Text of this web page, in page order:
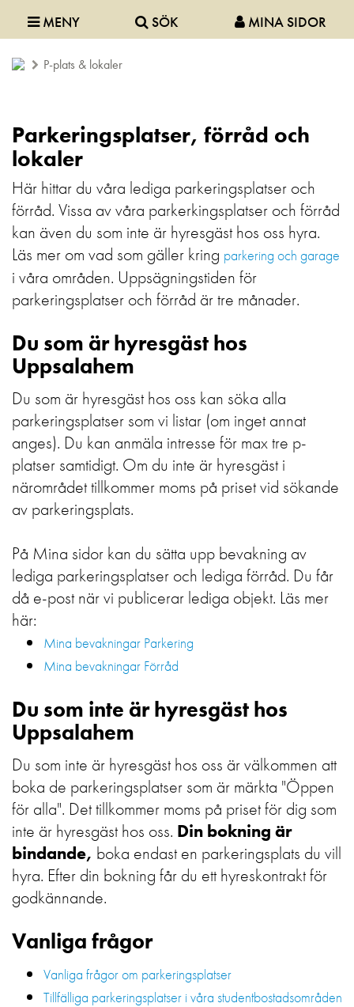
MENY SÖK MINA SIDOR
P-plats & lokaler
Parkeringsplatser, förråd och
lokaler
Här hittar du våra lediga parkeringsplatser och
förråd. Vissa av våra parkerkingsplatser och förråd
kan även du som inte är hyresgäst hos oss hyra.
Läs mer om vad som gäller kring parkering och garage
i våra områden. Uppsägningstiden för
parkeringsplatser och förråd är tre månader.
Du som är hyresgäst hos
Uppsalahem
Du som är hyresgäst hos oss kan söka alla
parkeringsplatser som vi listar (om inget annat
anges). Du kan anmäla intresse för max tre p-
platser samtidigt. Om du inte är hyresgäst i
närområdet tillkommer moms på priset vid sökande
av parkeringsplats.
På Mina sidor kan du sätta upp bevakning av
lediga parkeringsplatser och lediga förråd. Du får
då e-post när vi publicerar lediga objekt. Läs mer
här:
Mina bevakningar Parkering
Mina bevakningar Förråd
Du som inte är hyresgäst hos
Uppsalahem
Du som inte är hyresgäst hos oss är välkommen att
boka de parkeringsplatser som är märkta "Öppen
för alla". Det tillkommer moms på priset för dig som
inte är hyresgäst hos oss. Din bokning är
bindande, boka endast en parkeringsplats du vill
hyra. Efter din bokning får du ett hyreskontrakt för
godkännande.
Vanliga frågor
Vanliga frågor om parkeringsplatser
Tillfälliga parkeringsplatser i våra studentbostadsområden